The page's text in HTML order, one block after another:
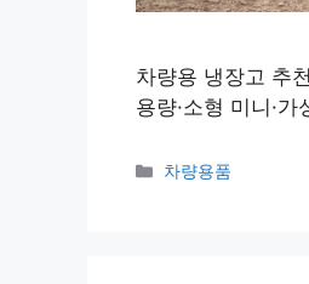
차량용 냉장고 추
용량·소형 미니·
Categories
차량용품